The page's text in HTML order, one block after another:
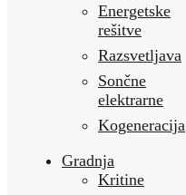
Energetske
rešitve
Razsvetljava
Sončne
elektrarne
Kogeneracija
Gradnja
Kritine